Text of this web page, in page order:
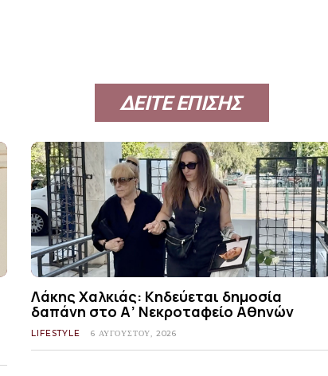
ΔΕΙΤΕ ΕΠΙΣΗΣ
Λάκης Χαλκιάς: Κηδεύεται δημοσία
δαπάνη στο Α’ Νεκροταφείο Αθηνών
LIFESTYLE 6 ΑΥΓΟΎΣΤΟΥ, 2026